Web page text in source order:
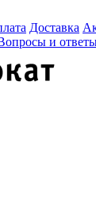
Доставка
и